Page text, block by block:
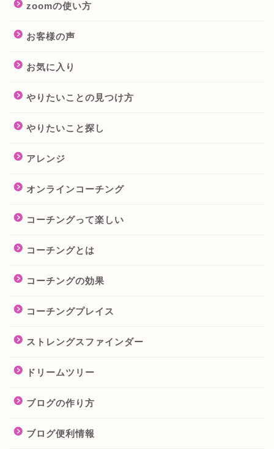
zoomの使い方
お客様の声
お気に入り
やりたいことの見つけ方
やりたいこと探し
アレンジ
オンラインコーチング
コーチングって楽しい
コーチングとは
コーチングの効果
コーチングプレイス
ストレングスファインダー
ドリームツリー
ブログの作り方
ブログ便利情報